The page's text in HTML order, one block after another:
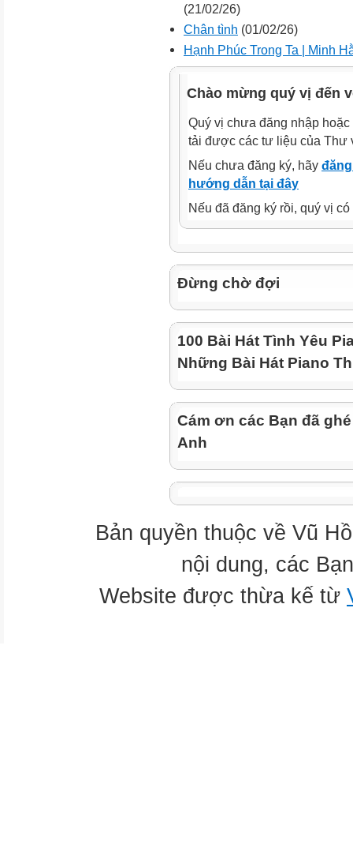
(21/02/26)
Chân tình (01/02/26)
Hạnh Phúc Trong Ta | Minh
Chào mừng quý vị đến
Quý vị chưa đăng nhập
tải được các tư liệu của Thư
Nếu chưa đăng ký, hãy
hướng dẫn tại đây
Nếu đã đăng ký rồi, quý vị
Đừng chờ đợi
100 Bài Hát Tình Yêu
Những Bài Hát Piano
Cám ơn các Bạn đã
Anh
Bản quyền thuộc về Vũ
nội dung, các
Website được thừa kế từ